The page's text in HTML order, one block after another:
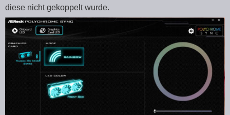
diese nicht gekoppelt wurde.